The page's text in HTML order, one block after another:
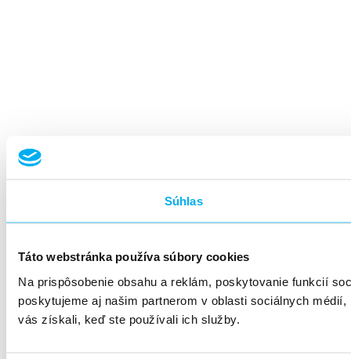
Súhlas
Táto webstránka používa súbory cookies
Na prispôsobenie obsahu a reklám, poskytovanie funkcií
poskytujeme aj našim partnerom v oblasti sociálnych
vás získali, keď ste používali ich služby.